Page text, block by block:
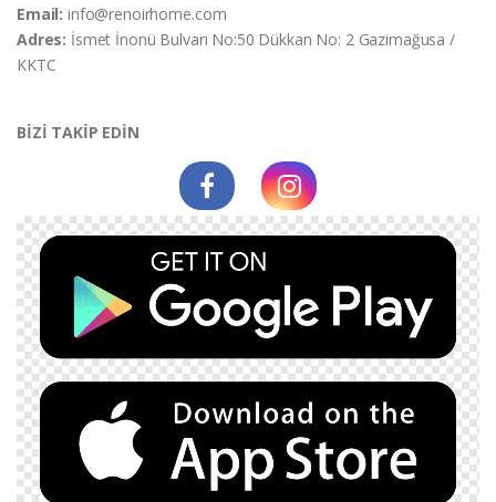
Email:info@renoirhome.com
Adres: İsmet İnonü Bulvarı No:50 Dükkan No: 2 Gazimağusa /
KKTC
BİZİ TAKİP EDİN